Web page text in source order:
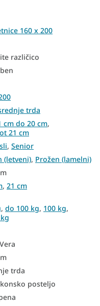
pena
posteljno dno
trdoto
postelje
160x200
H3
do 100 kg
100+ kg
160 x 200
različico
trda
cm do 20 cm,
21 cm
, Senior
(letveni), Prožen (lamelni)
, 21 cm
, do 100 kg, 100 kg,
trda
posteljo